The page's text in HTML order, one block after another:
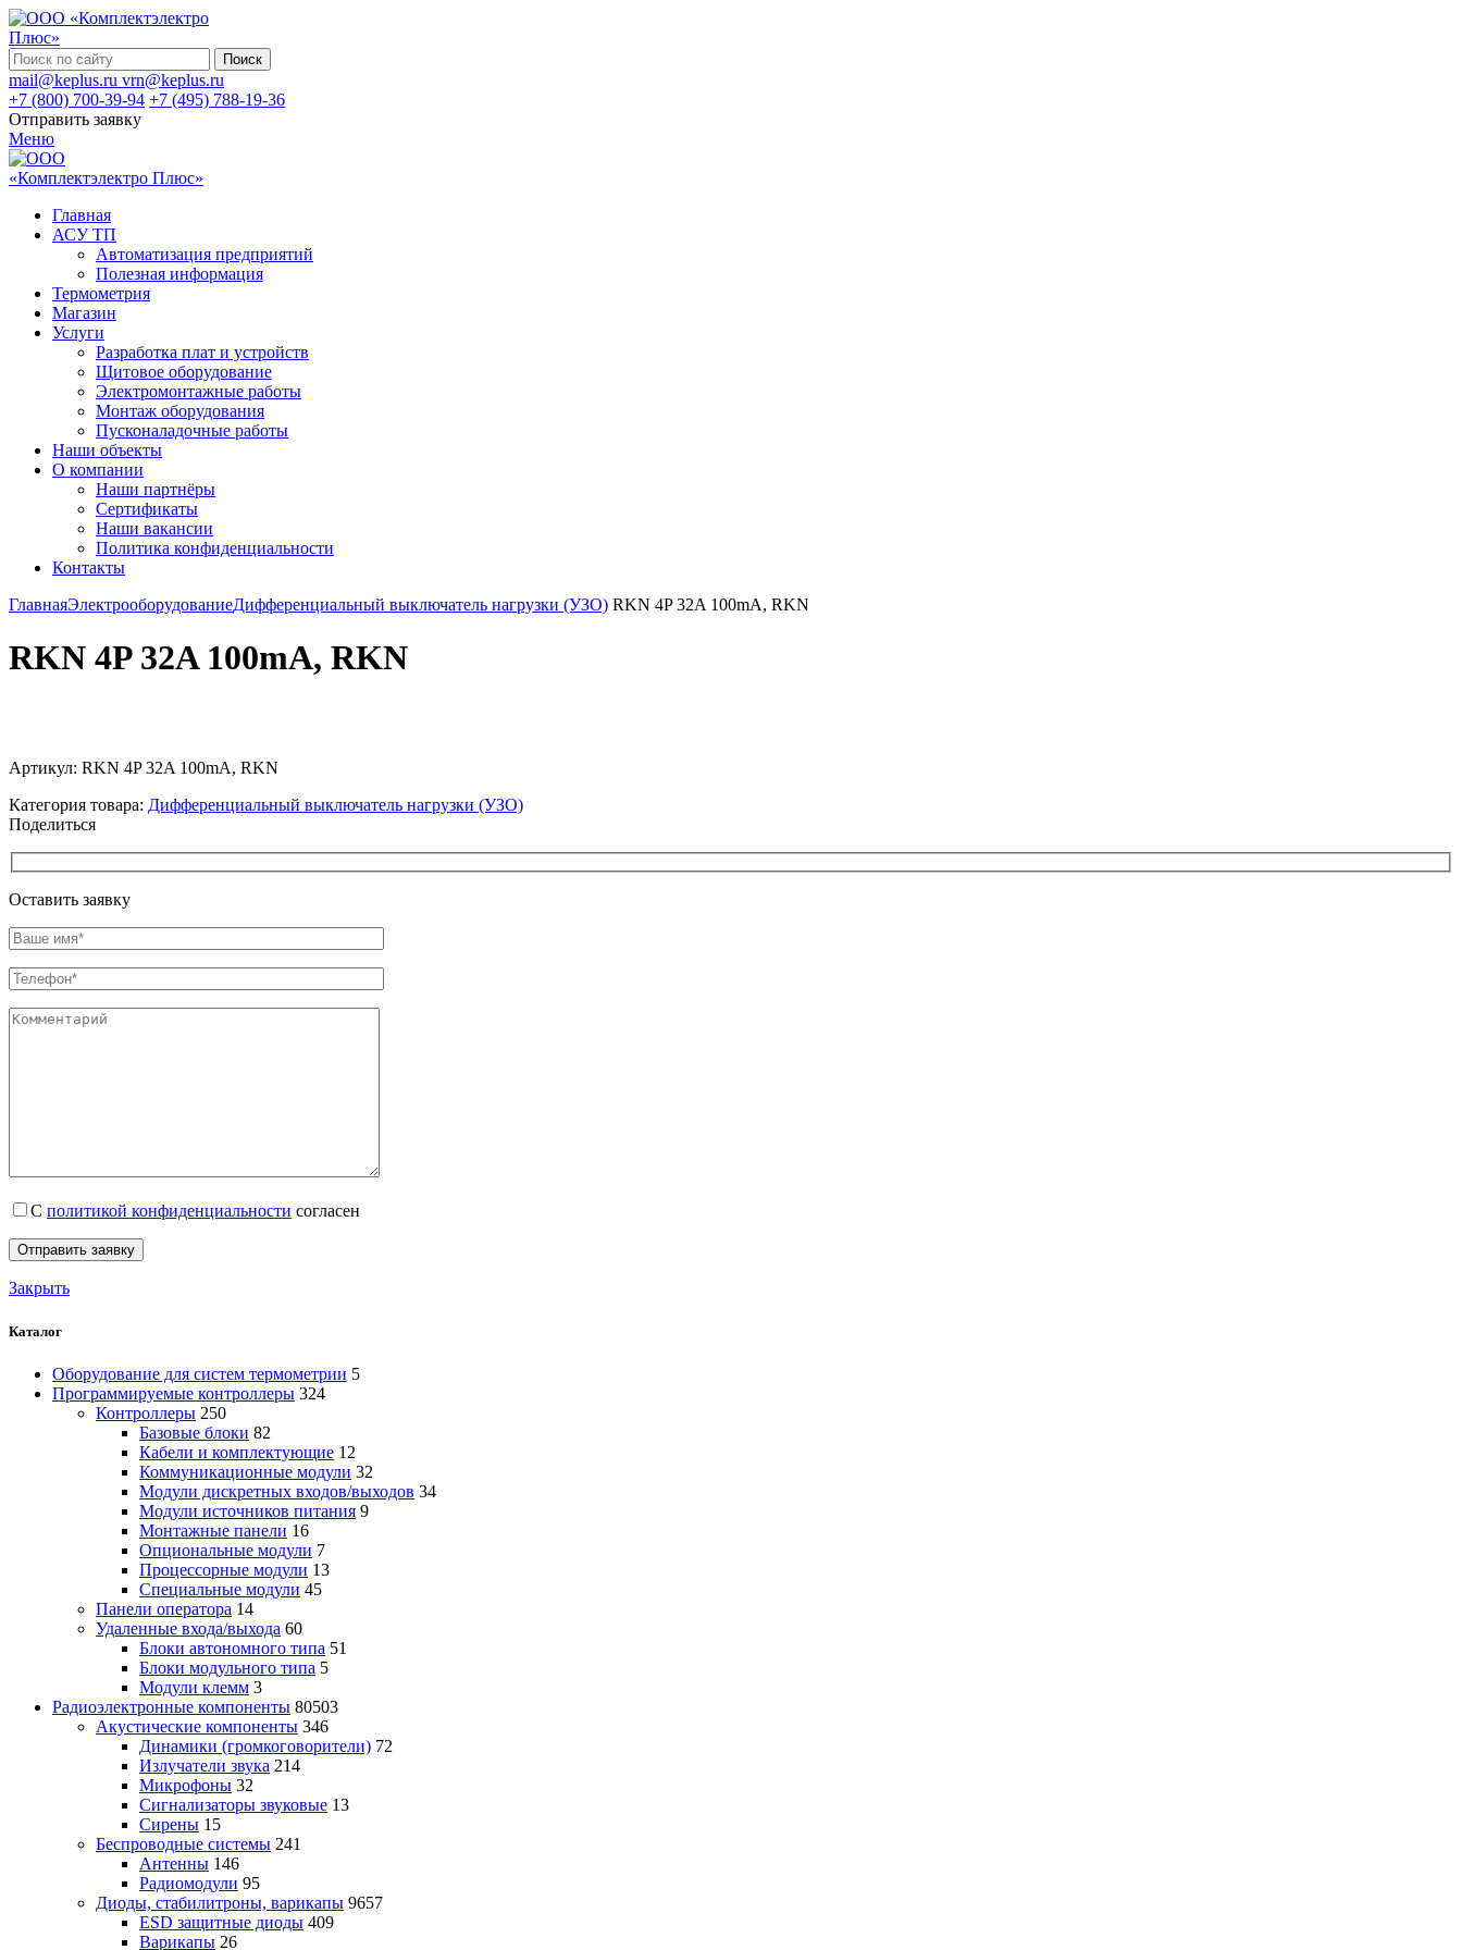
Поиск
mail@keplus.ru vrn@keplus.ru
+7 (800) 700-39-94 +7 (495) 788-19-36
Отправить заявку
Меню
Главная
АСУ ТП
Автоматизация предприятий
Полезная информация
Термометрия
Магазин
Услуги
Разработка плат и устройств
Щитовое оборудование
Электромонтажные работы
Монтаж оборудования
Пусконаладочные работы
Наши объекты
О компании
Наши партнёры
Сертификаты
Наши вакансии
Политика конфиденциальности
Контакты
ГлавнаяЭлектрооборудованиеДифференциальный выключатель нагрузки (УЗО) RKN 4P 32A 100mA, RKN
RKN 4P 32A 100mA, RKN
Артикул: RKN 4P 32A 100mA, RKN
Категория товара: Дифференциальный выключатель нагрузки (УЗО)
Поделиться
Оставить заявку
С политикой конфиденциальности согласен
Закрыть
Каталог
Оборудование для систем термометрии 5
Программируемые контроллеры 324
Контроллеры 250
Базовые блоки 82
Кабели и комплектующие 12
Коммуникационные модули 32
Модули дискретных входов/выходов 34
Модули источников питания 9
Монтажные панели 16
Опциональные модули 7
Процессорные модули 13
Специальные модули 45
Панели оператора 14
Удаленные входа/выхода 60
Блоки автономного типа 51
Блоки модульного типа 5
Модули клемм 3
Радиоэлектронные компоненты 80503
Акустические компоненты 346
Динамики (громкоговорители) 72
Излучатели звука 214
Микрофоны 32
Сигнализаторы звуковые 13
Сирены 15
Беспроводные системы 241
Антенны 146
Радиомодули 95
Диоды, стабилитроны, варикапы 9657
ESD защитные диоды 409
Варикапы 26